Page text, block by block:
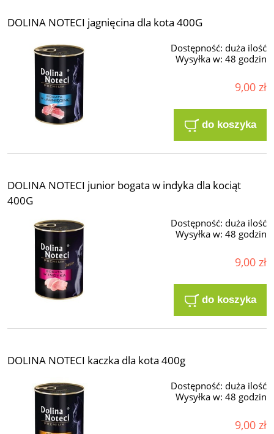
DOLINA NOTECI jagnięcina dla kota 400G
Dostępność: duża ilość
Wysyłka w: 48 godzin
9,00 zł
do koszyka
DOLINA NOTECI junior bogata w indyka dla kociąt
400G
Dostępność: duża ilość
Wysyłka w: 48 godzin
9,00 zł
do koszyka
DOLINA NOTECI kaczka dla kota 400g
Dostępność: duża ilość
Wysyłka w: 48 godzin
9,00 zł